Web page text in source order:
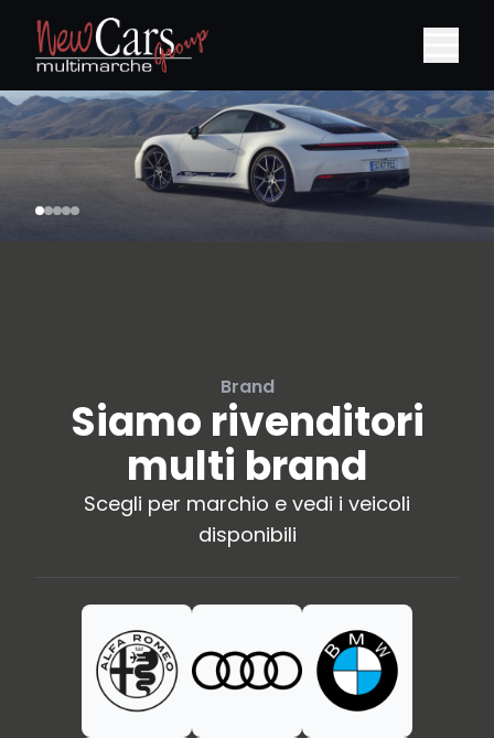
Brand
Siamo rivenditori
multi brand
Scegli per marchio e vedi i veicoli
disponibili